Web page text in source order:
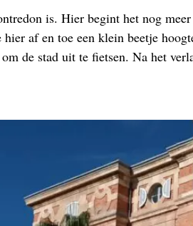
is. Hier begint het nog
hier af en toe een klein beetje
de stad uit te fietsen. Na het